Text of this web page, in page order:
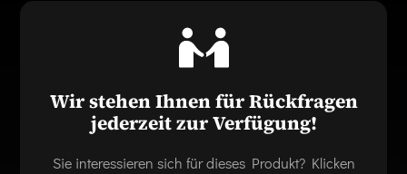
Wir stehen Ihnen für Rückfragen
jederzeit zur Verfügung!
Sie interessieren sich für dieses Produkt? Klicken